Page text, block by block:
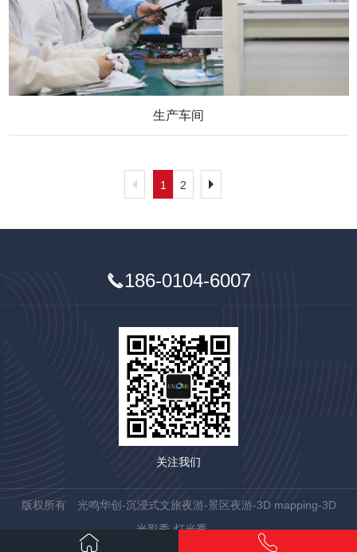
生产车间
1 2
186-0104-6007
关注我们
版权所有 光鸣华创-沉浸式文旅夜游-景区夜游-3D mapping-3D
光影秀-灯光秀